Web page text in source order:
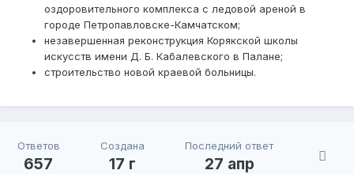
оздоровительного комплекса с ледовой ареной в
городе Петропавловске-Камчатском;
незавершенная реконструкция Корякской школы
искусств имени Д. Б. Кабалевского в Палане;
строительство новой краевой больницы.
Ответов
657
Создана
17 г
Последний ответ
27 апр